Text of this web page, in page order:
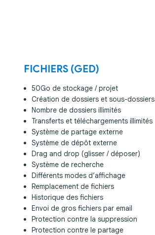
FICHIERS (GED)
50Go de stockage / projet
Création de dossiers et sous-dossiers
Nombre de dossiers illimités
Transferts et téléchargements illimités
Système de partage externe
Système de dépôt externe
Drag and drop (glisser / déposer)
Système de recherche
Différents modes d’affichage
Remplacement de fichiers
Historique des fichiers
Envoi de gros fichiers par email
Protection contre la suppression
Protection contre le partage